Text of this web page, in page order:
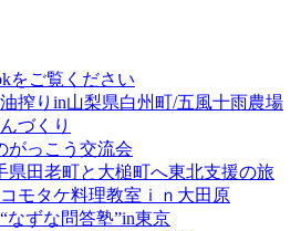
をご覧ください
搾りin山梨県白州町/五風十雨農場
づくり
っこう交流会
県田老町と大槌町へ東北支援の旅
モタケ料理教室ｉｎ大田原
なずな問答塾”in東京